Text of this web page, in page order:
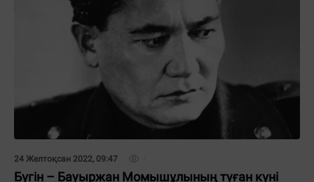
24 Желтоқсан 2022, 09:47
Бүгін – Бауыржан Момышұлының туған күні